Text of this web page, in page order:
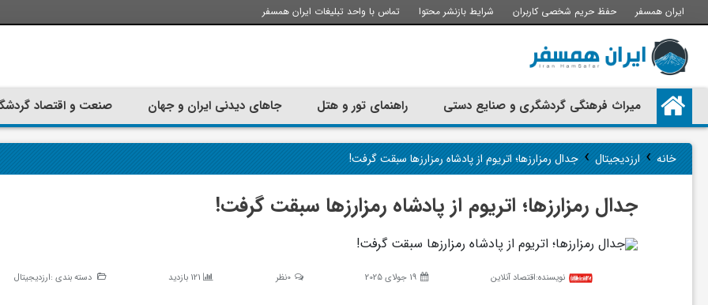
ایران همسفر حفظ حریم شخصی کاربران شرایط بازنشر محتوا تماس با واحد تبلیغات ایران همسفر
م
ی
میراث فرهنگی گردشگری و صنایع دستی راهنمای تور و هتل جاهای دیدنی ایران و جهان صنعت و اقتصاد
خانه›ارزدیجیتال›جدال رمزارزها؛ اتریوم از پادشاه رمزارزها سبقت گرفت!
جدال رمزارزها؛ اتریوم از پادشاه رمزارزها سبقت گرفت!
نویسنده:اقتصاد آنلاین 19 جولای 2025 0نظر 121 بازدید دسته بندی :ارزدیجیتال